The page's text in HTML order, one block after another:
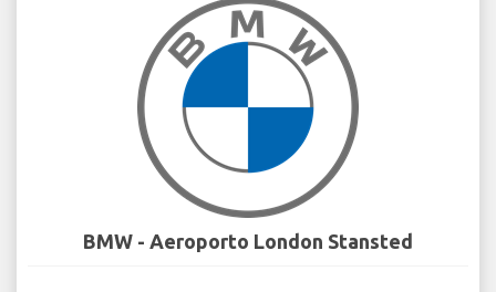
BMW - Aeroporto London Stansted